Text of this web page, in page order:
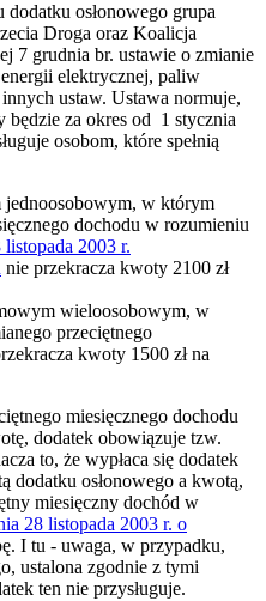
osłonowego grupa
Droga oraz Koalicja
7 grudnia br. ustawie o zmianie
elektrycznej, paliw
ustaw. Ustawa normuje,
będzie za okres od 1 stycznia
osobom, które spełnią
w którym
dochodu w rozumieniu
2003 r.
nie przekracza kwoty 2100 zł
wieloosobowym, w
przeciętnego
kwoty 1500 zł na
miesięcznego dochodu
dodatek obowiązuje tzw.
to, że wypłaca się dodatek
osłonowego a kwotą,
miesięczny dochód w
28 listopada 2003 r. o
I tu - uwaga, w przypadku,
ustalona zgodnie z tymi
ten nie przysługuje.